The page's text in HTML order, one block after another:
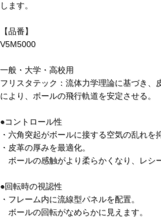
します。
【品番】
V5M5000
一般・大学・高校用
フリスタテック：流体力学理論に基づき、
により、ボールの飛行軌道を安定させる。
●コントロール性
・六角突起がボールに接する空気の乱れを
・皮革の厚みを最適化。
ボールの感触がより柔らかくなり、レシ
●回転時の視認性
・フレーム内に流線型パネルを配置。
ボールの回転がなめらかに見えます。